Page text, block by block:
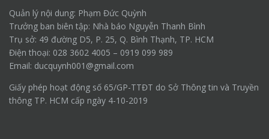
Quản lý nội dung: Phạm Đức Quỳnh
Trưởng ban biên tập: Nhà báo Nguyễn Thanh Bình
Trụ sở: 49 đường D5, P. 25, Q. Bình Thạnh, TP. HCM
Điện thoại: 028 3602 4005 – 0919 099 989
Email: ducquynh001@gmail.com
Giấy phép hoạt động số 65/GP-TTĐT do Sở Thông tin và Truyền
thông TP. HCM cấp ngày 4-10-2019